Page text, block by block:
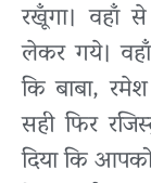
रखूँगा। वहाँ
लेकर गये। वहाँ
कि बाबा,
सही फिर
दिया कि